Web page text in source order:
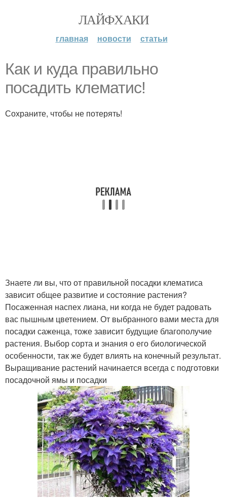
ЛАЙФХАКИ
главная новости статьи
Как и куда правильно
посадить клематис!
Сохраните, чтобы не потерять!
Знаете ли вы, что от правильной посадки клематиса
зависит общее развитие и состояние растения?
Посаженная наспех лиана, ни когда не будет радовать
вас пышным цветением. От выбранного вами места для
посадки саженца, тоже зависит будущие благополучие
растения. Выбор сорта и знания о его биологической
особенности, так же будет влиять на конечный результат.
Выращивание растений начинается всегда с подготовки
посадочной ямы и посадки